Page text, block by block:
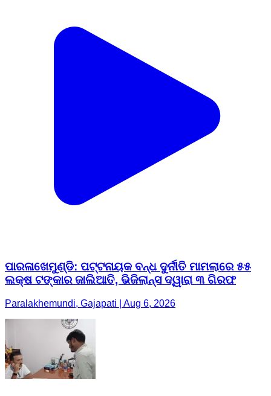
ପାରଳାଖେମୁଣ୍ଡି: ପଟ୍ଟନାୟକ ବନ୍ଧ ଦୁର୍ନୀତି ମାମଲାରେ ୫୫
ଲକ୍ଷ ଟଙ୍କାର ଜାଲିଆତି, ଭିଜିଲାନ୍ସ ଦ୍ୱାରା ୩ ଗିରଫ
Paralakhemundi, Gajapati | Aug 6, 2026